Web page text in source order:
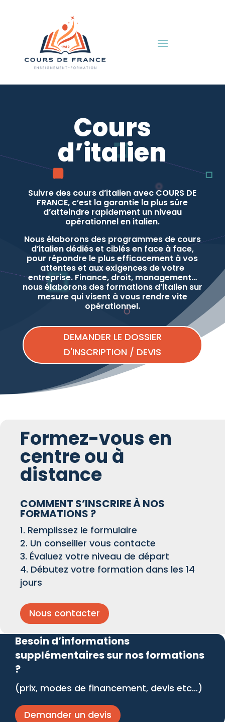
Cours
d’italien
Suivre des cours d’italien avec COURS DE
FRANCE, c’est la garantie la plus sûre
d’atteindre rapidement un niveau
opérationnel en italien.
Nous élaborons des programmes de cours
d’italien dédiés et ciblés en face à face,
pour répondre le plus efficacement à vos
attentes et aux exigences de votre
entreprise. Finance, droit, management…
nous élaborons des formations d’italien sur
mesure qui visent à vous rendre vite
opérationnel.
DEMANDER LE DOSSIER
D'INSCRIPTION / DEVIS
Formez-vous en
centre ou à
distance
COMMENT S’INSCRIRE À NOS
FORMATIONS ?
Remplissez le formulaire
Un conseiller vous contacte
Évaluez votre niveau de départ
Débutez votre formation dans les 14
jours
Nous contacter
Besoin d’informations
supplémentaires sur nos formations
?
(prix, modes de financement, devis etc…)
Demander un devis